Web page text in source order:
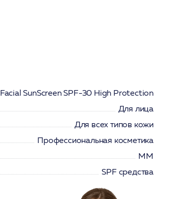
Facial SunScreen SPF-30 High Protection
Для лица
Для всех типов кожи
Профессиональная косметика
ММ
SPF средства